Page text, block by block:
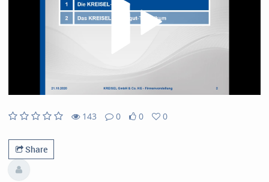
143
0
0
0
Share